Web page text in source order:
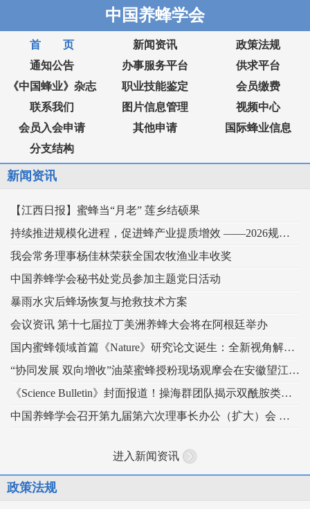
中国养蜂学会
首 页 新闻资讯
政策法规
通知公告
办事服务平台
供求平台
《中国蜂业》杂志
职业技能鉴定
会员缴费
联系我们
图片信息管理
视频中心
会员入会申请
其他申请
国际蜂业信息
分支结构
新闻资讯
【江西日报】蜜蜂当“月老” 莲乡结硕果
持续推进规模化进程，促进蜂产业提质增效 ——2026规模化蜂业交流观摩会在新疆举行
我会常务理事杨佳林荣获全国农牧渔业丰收奖
中国养蜂学会秘书处党员参加主题党日活动
暴雨水灾后蜂场恢复与抢救技术方案
会议资讯 第十七届拉丁美洲养蜂大会将在阿根廷举办
国内蜜蜂领域首篇《Nature》研究论文诞生：全新视角解读蜂王发育的“建筑密码”
“协同发展 双向增收”油菜蜜蜂授粉现场观摩会在安徽望江举办
《Science Bulletin》封面报道！操海群团队揭示双酰胺类杀虫剂影响蜜蜂蜂王生殖
中国养蜂学会召开第九届第六次理事长办公（扩大）会 锚定“十五五” 谋划蜂业高质量发展
进入新闻资讯
政策法规